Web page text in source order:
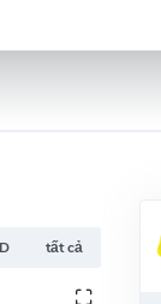
tất cả